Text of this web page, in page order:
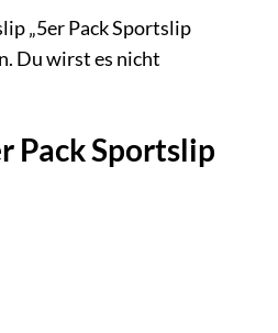
„5er Pack Sportslip
Du wirst es nicht
Pack Sportslip